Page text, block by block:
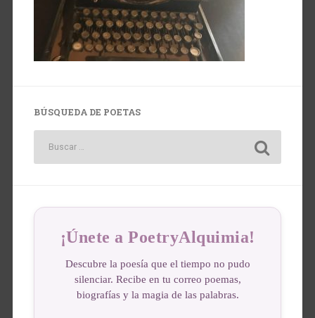
BÚSQUEDA DE POETAS
¡Únete a PoetryAlquimia!
Descubre la poesía que el tiempo no pudo
silenciar. Recibe en tu correo poemas,
biografías y la magia de las palabras.